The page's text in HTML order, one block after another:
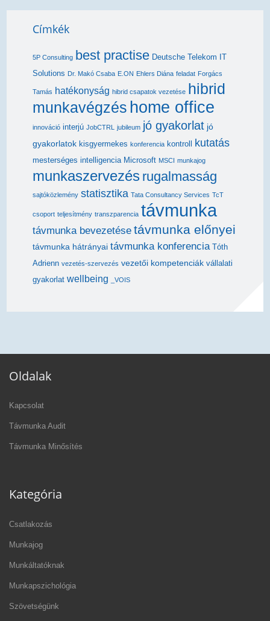
Címkék
5P Consulting best practise Deutsche Telekom IT
Solutions Dr. Makó Csaba E.ON Ehlers Diána feladat Forgács
Tamás hatékonyság hibrid csapatok vezetése
hibrid
munkavégzés home office
innováció interjú JobCTRL jubileum jó gyakorlat jó
gyakorlatok kisgyermekes konferencia kontroll kutatás
mesterséges intelligencia Microsoft MSCI munkajog
munkaszervezés rugalmasság
sajtóközlemény statisztika Tata Consultancy Services TcT
csoport teljesítmény transzparencia távmunka
távmunka bevezetése távmunka előnyei
távmunka hátrányai távmunka konferencia
Tóth
Adrienn vezetés-szervezés vezetői kompetenciák vállalati
gyakorlat wellbeing _VOIS
Oldalak
Kapcsolat
Távmunka Audit
Távmunka Minősítés
Kategória
Csatlakozás
Munkajog
Munkáltatóknak
Munkapszichológia
Szövetségünk